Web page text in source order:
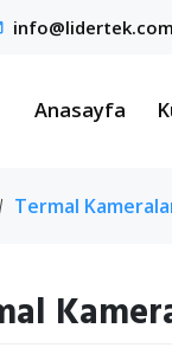
Anasayfa
Termal